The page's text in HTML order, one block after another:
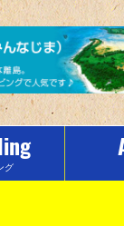
グ